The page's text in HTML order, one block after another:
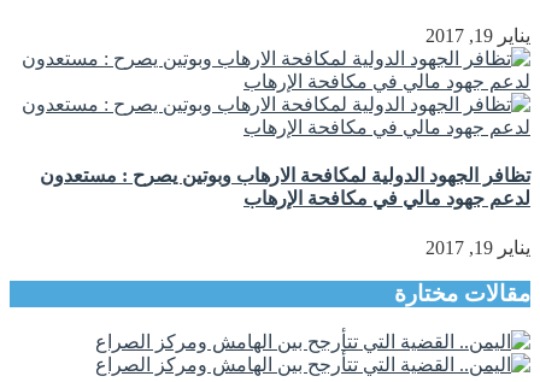
يناير 19, 2017
تظافر الجهود الدولية لمكافحة الارهاب وبوتين يصرح : مستعدون
لدعم جهود مالي في مكافحة الإرهاب
يناير 19, 2017
مقالات مختارة